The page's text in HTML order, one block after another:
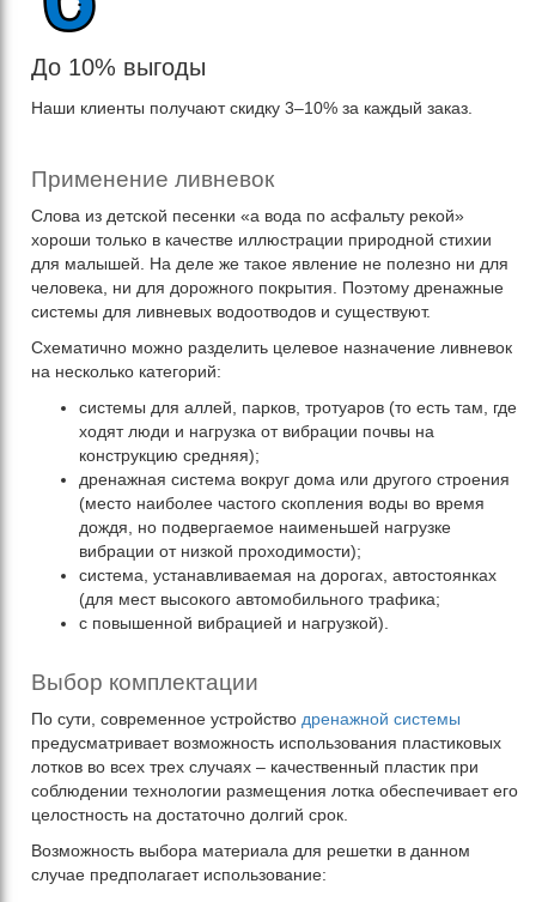
До 10% выгоды
Наши клиенты получают скидку 3–10% за каждый заказ.
Применение ливневок
Слова из детской песенки «а вода по асфальту рекой»
хороши только в качестве иллюстрации природной стихии
для малышей. На деле же такое явление не полезно ни для
человека, ни для дорожного покрытия. Поэтому дренажные
системы для ливневых водоотводов и существуют.
Схематично можно разделить целевое назначение ливневок
на несколько категорий:
системы для аллей, парков, тротуаров (то есть там, где
ходят люди и нагрузка от вибрации почвы на
конструкцию средняя);
дренажная система вокруг дома или другого строения
(место наиболее частого скопления воды во время
дождя, но подвергаемое наименьшей нагрузке
вибрации от низкой проходимости);
система, устанавливаемая на дорогах, автостоянках
(для мест высокого автомобильного трафика;
с повышенной вибрацией и нагрузкой).
Выбор комплектации
По сути, современное устройство дренажной системы
предусматривает возможность использования пластиковых
лотков во всех трех случаях – качественный пластик при
соблюдении технологии размещения лотка обеспечивает его
целостность на достаточно долгий срок.
Возможность выбора материала для решетки в данном
случае предполагает использование: